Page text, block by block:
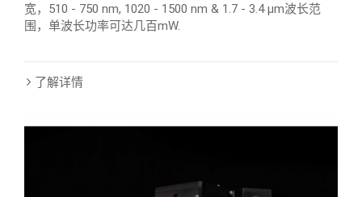
宽，510 - 750 nm, 1020 - 1500 nm & 1.7 - 3.4 µm波长范
围，单波长功率可达几百mW.
了解详情